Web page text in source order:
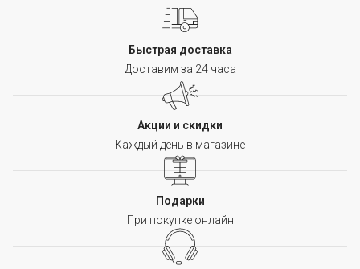
Быстрая доставка
Доставим за 24 часа
Акции и скидки
Каждый день в магазине
Подарки
При покупке онлайн